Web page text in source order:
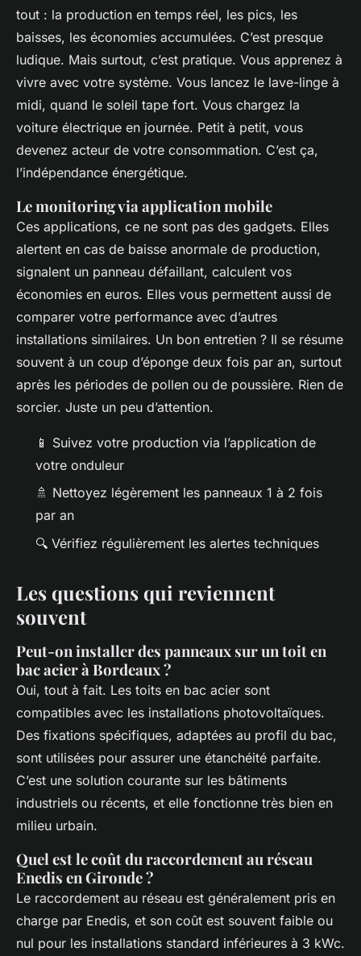
tout : la production en temps réel, les pics, les
baisses, les économies accumulées. C’est presque
ludique. Mais surtout, c’est pratique. Vous apprenez à
vivre avec votre système. Vous lancez le lave-linge à
midi, quand le soleil tape fort. Vous chargez la
voiture électrique en journée. Petit à petit, vous
devenez acteur de votre consommation. C’est ça,
l’indépendance énergétique.
Le monitoring via application mobile
Ces applications, ce ne sont pas des gadgets. Elles
alertent en cas de baisse anormale de production,
signalent un panneau défaillant, calculent vos
économies en euros. Elles vous permettent aussi de
comparer votre performance avec d’autres
installations similaires. Un bon entretien ? Il se résume
souvent à un coup d’éponge deux fois par an, surtout
après les périodes de pollen ou de poussière. Rien de
sorcier. Juste un peu d’attention.
📱 Suivez votre production via l’application de
votre onduleur
🚿 Nettoyez légèrement les panneaux 1 à 2 fois
par an
🔍 Vérifiez régulièrement les alertes techniques
Les questions qui reviennent
souvent
Peut-on installer des panneaux sur un toit en
bac acier à Bordeaux ?
Oui, tout à fait. Les toits en bac acier sont
compatibles avec les installations photovoltaïques.
Des fixations spécifiques, adaptées au profil du bac,
sont utilisées pour assurer une étanchéité parfaite.
C’est une solution courante sur les bâtiments
industriels ou récents, et elle fonctionne très bien en
milieu urbain.
Quel est le coût du raccordement au réseau
Enedis en Gironde ?
Le raccordement au réseau est généralement pris en
charge par Enedis, et son coût est souvent faible ou
nul pour les installations standard inférieures à 3 kWc.